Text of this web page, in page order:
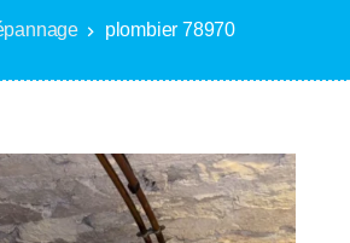
plombier 78970